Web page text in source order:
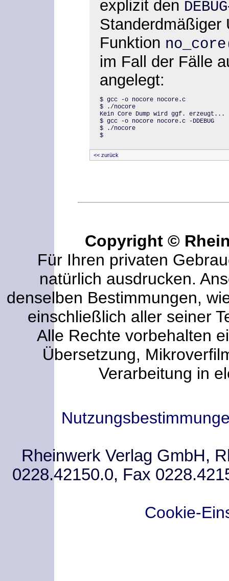
explizit den DEBUG
Standerdmäßiger
Funktion
im Fall der Fälle
angelegt:
$ gcc -o nocore nocore.c
$ ./nocore
Kein Core Dump wird ggf. erzeugt...
$ gcc -o nocore nocore.c -DDEBUG
$ ./nocore
$
<< zurück
Copyright ©
Für Ihren privaten
natürlich ausdrucken.
denselben Bestimmungen,
einschließlich aller seiner
Alle Rechte vorbehalten
Übersetzung,
Verarbeitung in
Rheinwerk Verlag GmbH,
0228.42150.0, Fax
Cookie-